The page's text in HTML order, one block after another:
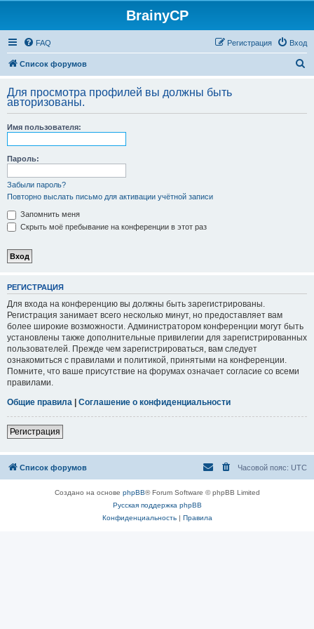
BrainyCP
FAQ Вход
Регистрация
Список форумов
с
Для просмотра профилей вы должны быть
авторизованы.
Имя пользователя:
Пароль:
Забыли пароль?
Повторно выслать письмо для активации учётной записи
Запомнить меня
Скрыть моё пребывание на конференции в этот раз
РЕГИСТРАЦИЯ
Для входа на конференцию вы должны быть зарегистрированы.
Регистрация занимает всего несколько минут, но предоставляет вам
более широкие возможности. Администратором конференции могут быть
установлены также дополнительные привилегии для зарегистрированных
пользователей. Прежде чем зарегистрироваться, вам следует
ознакомиться с правилами и политикой, принятыми на конференции.
Помните, что ваше присутствие на форумах означает согласие со всеми
правилами.
Общие правила | Соглашение о конфиденциальности
Регистрация
Список форумов Часовой пояс: UTC
Создано на основе phpBB® Forum Software © phpBB Limited
Русская поддержка phpBB
Конфиденциальность| Правила